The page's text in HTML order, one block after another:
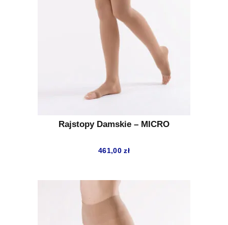
Rajstopy Damskie – MICRO
461,00zł